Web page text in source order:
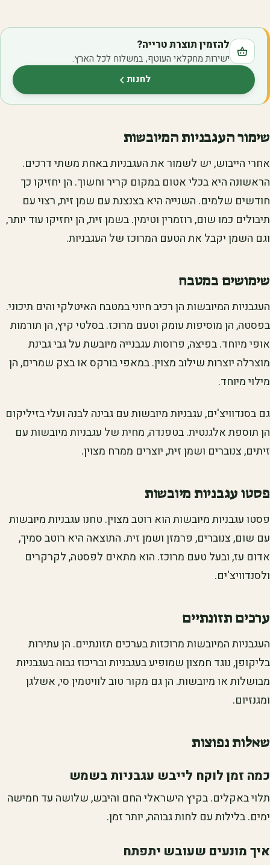
להזמין תוצרת טרייה?
ישירות מחקלאי העוטף, במשלוח לכל הארץ.
לחנות(נפתח בלשונית חדשה)
שימור העגבניות המיובשות
אחרי הייבוש, יש לשמור את העגבניות באחת משתי דרכים.
הראשונה היא בכלי אטום במקום קריר וחשוך. הן יחזיקו כך
חודשים שלמים. השנייה היא בצנצנת עם שמן זית, רצוי עם
תיבולים כמו שום, רוזמרין וטימין. בשמן זית, הן יחזיקו עוד יותר,
וגם השמן יקבל את הטעם המרוכז של העגבניות.
שימושים במטבח
העגבניות המיובשות הן רכיב חיוני במטבח האיטלקי והים תיכוני.
בפסטה, הן מוסיפות עומק וטעם מרוכז. בסלטי קיץ, הן תורמות
אופי מיוחד. בפיצה, פרוסות עגבנייה מיובשת על גבי גבינת
מוצרלה יוצרות שילוב מצוין. במאפי בורקס או בצק שמרים, הן
מילוי מיוחד.
גם בסנדוויצ'ים, עגבניות מיובשות עם גבינה לבנה ועלי בזיליקום
הן תוספת אלגנטית. בטפנדה, מחית של עגבניות מיובשות עם
זיתים, צנוברים ושמן זית, יוצרים ממרח מצוין.
פסטו עגבניות מיובשות
פסטו עגבניות מיובשות הוא רוטב מצוין. טחנו עגבניות מיובשות
עם שום, צנוברים, פרמזן ושמן זית. התוצאה היא רוטב סמיך,
אדום עז, ובעל טעם מרוכז. הוא מתאים לפסטה, לקרקרים
ולסנדוויצ'ים.
ערכים תזונתיים
העגבניות המיובשות מרוכזות בערכים תזונתיים. הן עתירות
בליקופן, נוגד חמצון שמופיע בעגבניות ובריכוז גבוה בעגבניות
מבושלות או מיובשות. הן גם מקור טוב לוויטמין סי, אשלגן
ומגנזיום.
שאלות נפוצות
כמה זמן לוקח לייבש עגבניות בשמש
תלוי באקלים. בקיץ הישראלי החם והיבש, שלושה עד חמישה
ימים. בלילות עם לחות גבוהה, יותר זמן.
איך מונעים שעובש יתפתח